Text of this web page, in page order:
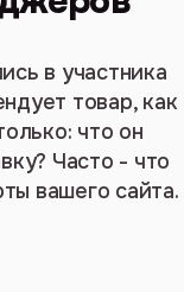
в участника
товар, как
что он
Часто - что
вашего сайта.